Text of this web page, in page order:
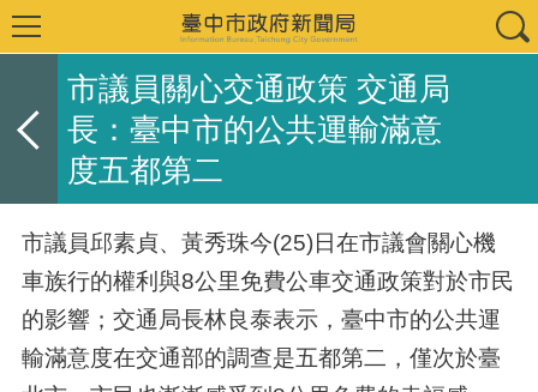
市議員關心交通政策 交通局
長：臺中市的公共運輸滿意
度五都第二
市議員邱素貞、黃秀珠今(25)日在市議會關心機
車族行的權利與8公里免費公車交通政策對於市民
的影響；交通局長林良泰表示，臺中市的公共運
輸滿意度在交通部的調查是五都第二，僅次於臺